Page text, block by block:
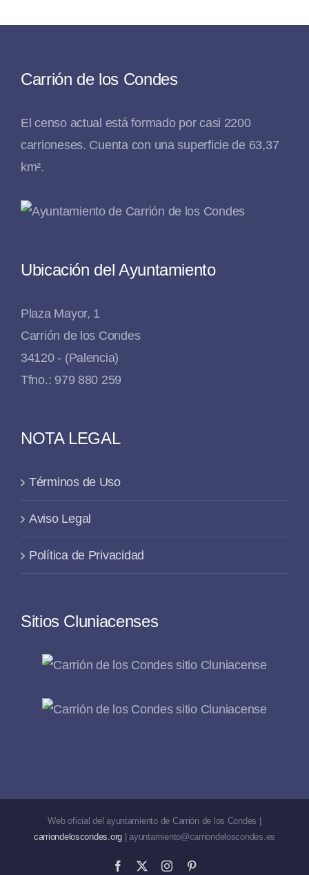
Carrión de los Condes
El censo actual está formado por casi 2200
carrioneses. Cuenta con una superficie de 63,37
km².
Ubicación del Ayuntamiento
Plaza Mayor, 1
Carrión de los Condes
34120 - (Palencia)
Tfno.: 979 880 259
NOTA LEGAL
Términos de Uso
Aviso Legal
Política de Privacidad
Sitios Cluniacenses
Web oficial del ayuntamiento de Carrión de los Condes |
carriondeloscondes.org | ayuntamiento@carriondeloscondes.es
Facebook InstagramPinterest